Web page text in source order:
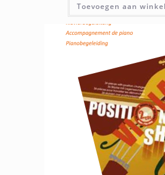
Toevoegen aan